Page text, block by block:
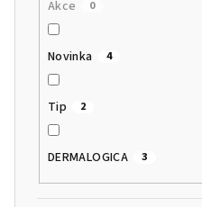
Akce 0
Novinka 4
Tip 2
DERMALOGICA 3